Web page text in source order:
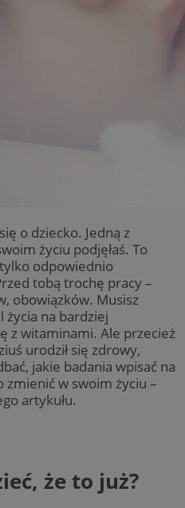
o dziecko. Jedną z
życiu podjęłaś. To
odpowiednio
tobą trochę pracy –
obowiązków. Musisz
życia na bardziej
z witaminami. Ale przecież
urodził się zdrowy,
jakie badania wpisać na
w swoim życiu –
artykułu.
że to już?